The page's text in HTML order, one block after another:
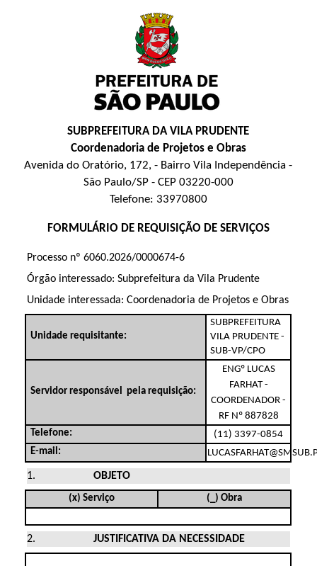
SUBPREFEITURA DA VILA PRUDENTE
Coordenadoria de Projetos e Obras
Avenida do Oratório, 172, - Bairro Vila Independência -
São Paulo/SP - CEP 03220-000
Telefone: 33970800
FORMULÁRIO DE REQUISIÇÃO DE SERVIÇOS
Processo nº 6060.2026/0000674-6
Órgão interessado: Subprefeitura da Vila Prudente
Unidade interessada: Coordenadoria de Projetos e Obras
Unidade requisitante:
SUBPREFEITURA
VILA PRUDENTE -
SUB-VP/CPO
Servidor responsável pela requisição:
ENGº LUCAS
FARHAT -
COORDENADOR -
RF Nº 887828
Telefone:
(11) 3397-0854
E-mail:
OBJETO
(x) Serviço (_) Obra
JUSTIFICATIVA DA NECESSIDADE